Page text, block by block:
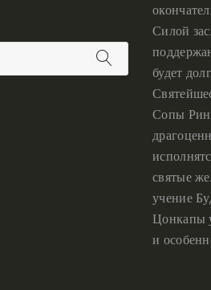
Силой
будет
Сопы
святые
учение
Цонкапы
и